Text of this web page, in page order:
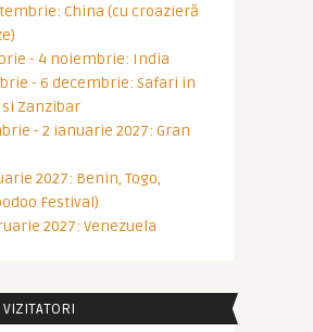
China (cu croazieră
- 4 noiembrie: India
- 6 decembrie: Safari in
Zanzibar
- 2 ianuarie 2027: Gran
2027: Benin, Togo,
Festival)
2027: Venezuela
VIZITATORI